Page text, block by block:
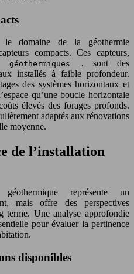
le domaine de la géothermie
compacts. Ces capteurs,
, sont des
installés à faible profondeur.
des systèmes horizontaux et
qu’une boucle horizontale
élevés des forages profonds.
adaptés aux rénovations
moyenne.
de l’installation
représente un
mais offre des perspectives
terme. Une analyse approfondie
pour évaluer la pertinence
disponibles